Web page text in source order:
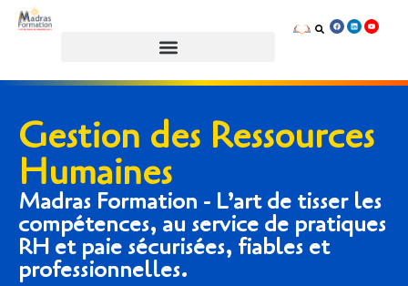
Gestion des Ressources
Humaines
Madras Formation - L’art de tisser les
compétences, au service de pratiques
RH et paie sécurisées, fiables et
professionnelles.